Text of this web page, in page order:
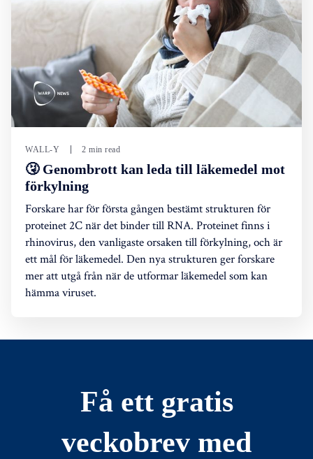
WALL-Y 2 min read
🤧 Genombrott kan leda till läkemedel mot
förkylning
Forskare har för första gången bestämt strukturen för
proteinet 2C när det binder till RNA. Proteinet finns i
rhinovirus, den vanligaste orsaken till förkylning, och är
ett mål för läkemedel. Den nya strukturen ger forskare
mer att utgå från när de utformar läkemedel som kan
hämma viruset.
Få ett gratis
veckobrev med